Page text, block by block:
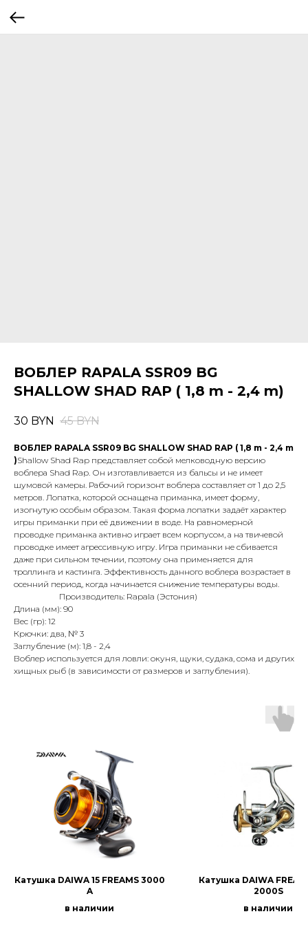
ВОБЛЕР RAPALA SSR09 BG
SHALLOW SHAD RAP ( 1,8 m - 2,4 m)
30 BYN 45 BYN
ВОБЛЕР RAPALA SSR09 BG SHALLOW SHAD RAP ( 1,8 m - 2,4 m
)Shallow Shad Rap представляет собой мелководную версию
воблера Shad Rap. Он изготавливается из бальсы и не имеет
шумовой камеры. Рабочий горизонт воблера составляет от 1 до 2,5
метров. Лопатка, которой оснащена приманка, имеет форму,
изогнутую особым образом. Такая форма лопатки задаёт характер
игры приманки при её движении в воде. На равномерной
проводке приманка активно играет всем корпусом, а на твичевой
проводке имеет агрессивную игру. Игра приманки не сбивается
даже при сильном течении, поэтому она применяется для
троллинга и кастинга. Эффективность данного воблера возрастает в
осенний период, когда начинается снижение температуры воды.
Производитель: Rapala (Эстония)
Длина (мм): 90
Вес (гр): 12
Крючки: два, № 3
Заглубление (м): 1,8 - 2,4
Воблер используется для ловли: окуня, щуки, судака, сома и других
хищных рыб (в зависимости от размеров и заглубления).
Катушка DAIWA 15 FREAMS 3000
A
в наличии
Катушка DAIWA
2000S
в наличии